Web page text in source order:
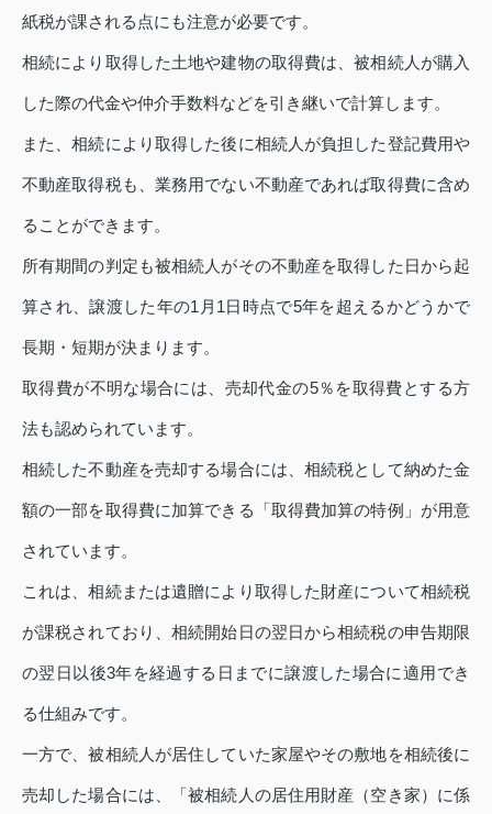
紙税が課される点にも注意が必要です。
相続により取得した土地や建物の取得費は、被相続人が購入
した際の代金や仲介手数料などを引き継いで計算します。
また、相続により取得した後に相続人が負担した登記費用や
不動産取得税も、業務用でない不動産であれば取得費に含め
ることができます。
所有期間の判定も被相続人がその不動産を取得した日から起
算され、譲渡した年の1月1日時点で5年を超えるかどうかで
長期・短期が決まります。
取得費が不明な場合には、売却代金の5％を取得費とする方
法も認められています。
相続した不動産を売却する場合には、相続税として納めた金
額の一部を取得費に加算できる「取得費加算の特例」が用意
されています。
これは、相続または遺贈により取得した財産について相続税
が課税されており、相続開始日の翌日から相続税の申告期限
の翌日以後3年を経過する日までに譲渡した場合に適用でき
る仕組みです。
一方で、被相続人が居住していた家屋やその敷地を相続後に
売却した場合には、「被相続人の居住用財産（空き家）に係